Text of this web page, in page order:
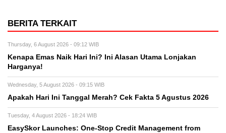
BERITA TERKAIT
Thursday, 6 August 2026 - 09:12 WIB
Kenapa Emas Naik Hari Ini? Ini Alasan Utama Lonjakan
Harganya!
Wednesday, 5 August 2026 - 09:15 WIB
Apakah Hari Ini Tanggal Merah? Cek Fakta 5 Agustus 2026
Tuesday, 4 August 2026 - 18:24 WIB
EasySkor Launches: One-Stop Credit Management from